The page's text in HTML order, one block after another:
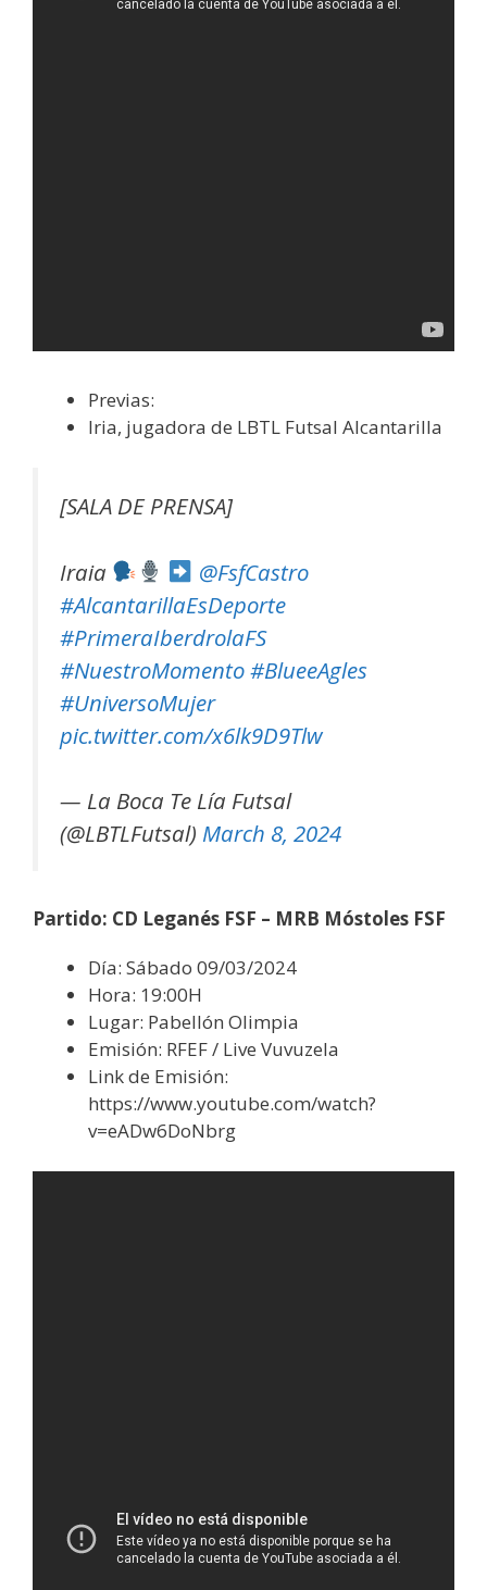
Previas:
Iria, jugadora de LBTL Futsal Alcantarilla
[SALA DE PRENSA]
Iraia
@FsfCastro
#AlcantarillaEsDeporte
#PrimeraIberdrolaFS
#NuestroMomento#BlueeAgles
#UniversoMujer
pic.twitter.com/x6lk9D9Tlw
— La Boca Te Lía Futsal
(@LBTLFutsal) March 8, 2024
Partido: CD Leganés FSF – MRB Móstoles FSF
Día: Sábado 09/03/2024
Hora: 19:00H
Lugar: Pabellón Olimpia
Emisión: RFEF / Live Vuvuzela
Link de Emisión:
https://www.youtube.com/watch?
v=eADw6DoNbrg